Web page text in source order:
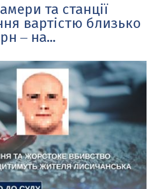
та станції
вартістю близько
‒ на...